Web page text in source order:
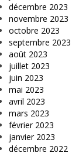
décembre 2023
novembre 2023
octobre 2023
septembre 2023
août 2023
juillet 2023
juin 2023
mai 2023
avril 2023
mars 2023
février 2023
janvier 2023
décembre 2022